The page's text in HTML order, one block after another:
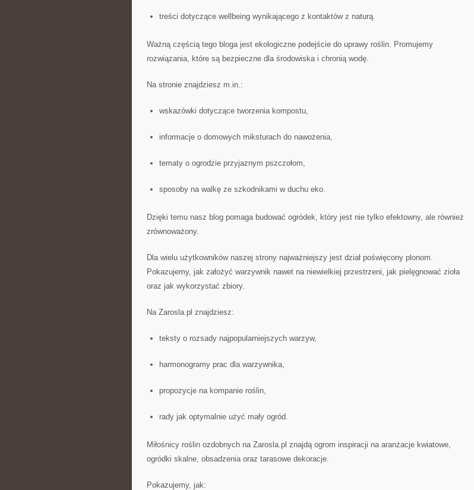
treści dotyczące wellbeing wynikającego z kontaktów z naturą.
Ważną częścią tego bloga jest ekologiczne podejście do uprawy roślin. Promujemy
rozwiązania, które są bezpieczne dla środowiska i chronią wodę.
Na stronie znajdziesz m.in.:
wskazówki dotyczące tworzenia kompostu,
informacje o domowych miksturach do nawożenia,
tematy o ogrodzie przyjaznym pszczołom,
sposoby na walkę ze szkodnikami w duchu eko.
Dzięki temu nasz blog pomaga budować ogródek, który jest nie tylko efektowny, ale również
zrównoważony.
Dla wielu użytkowników naszej strony najważniejszy jest dział poświęcony plonom.
Pokazujemy, jak założyć warzywnik nawet na niewielkiej przestrzeni, jak pielęgnować zioła
oraz jak wykorzystać zbiory.
Na Zarosla.pl znajdziesz:
teksty o rozsady najpopularniejszych warzyw,
harmonogramy prac dla warzywnika,
propozycje na kompanie roślin,
rady jak optymalnie użyć mały ogród.
Miłośnicy roślin ozdobnych na Zarosla.pl znajdą ogrom inspiracji na aranżacje kwiatowe,
ogródki skalne, obsadzenia oraz tarasowe dekoracje.
Pokazujemy, jak: